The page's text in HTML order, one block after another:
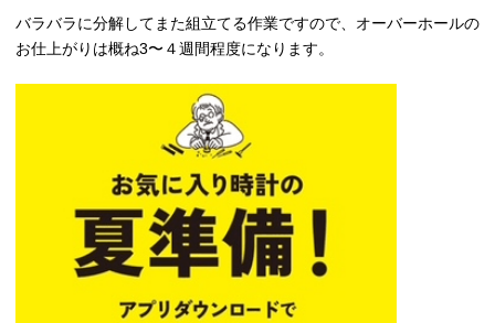
バラバラに分解してまた組立てる作業ですので、オーバーホールの
お仕上がりは概ね3〜４週間程度になります。